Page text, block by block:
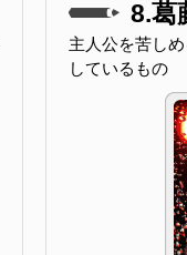
8.葛
主人公を苦し
しているもの